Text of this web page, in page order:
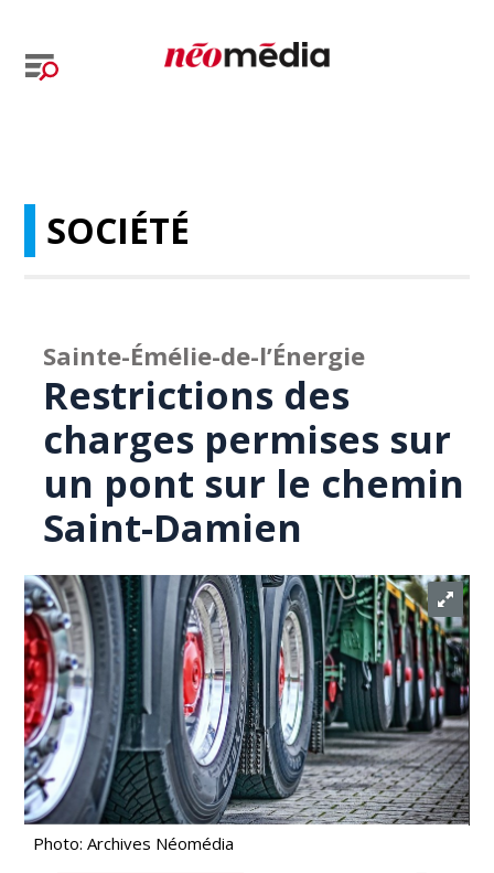
SOCIÉTÉ
Sainte-Émélie-de-l’Énergie
Restrictions des
charges permises sur
un pont sur le chemin
Saint-Damien
Photo: Archives Néomédia